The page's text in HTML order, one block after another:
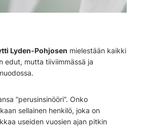
Lyden-Pohjosen mielestään kaikki
edut, mutta tiiviimmässä ja
”perusinsinööri”. Onko
sellainen henkilö, joka on
useiden vuosien ajan pitkin